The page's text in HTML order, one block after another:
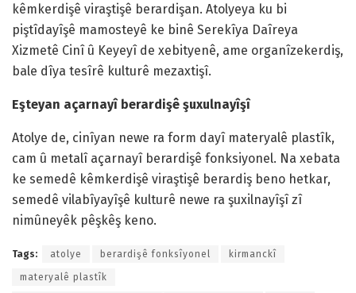
kêmkerdişê viraştişê berardişan. Atolyeya ku bi
piştîdayîşê mamosteyê ke binê Serekîya Daîreya
Xizmetê Cinî û Keyeyî de xebityenê, ame organîzekerdiş,
bale dîya tesîrê kulturê mezaxtişî.
Eşteyan açarnayî berardişê şuxulnayîşî
Atolye de, cinîyan newe ra form dayî materyalê plastîk,
cam û metalî açarnayî berardişê fonksiyonel. Na xebata
ke semedê kêmkerdişê viraştişê berardiş beno hetkar,
semedê vilabîyayîşê kulturê newe ra şuxilnayîşî zî
nimûneyêk pêşkêş keno.
Tags: atolye berardişê fonksîyonel kirmanckî
materyalê plastîk